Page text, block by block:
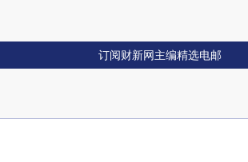
订阅财新网主编精选电邮